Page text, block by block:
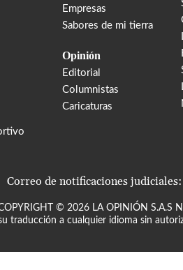
Empresas
Sabores de mi tierra
Opinión
Editorial
Columnistas
Caricaturas
Correo de notificaciones
© 2026 LA OPINIÓN S.A.S
traducción a cualquier idioma sin